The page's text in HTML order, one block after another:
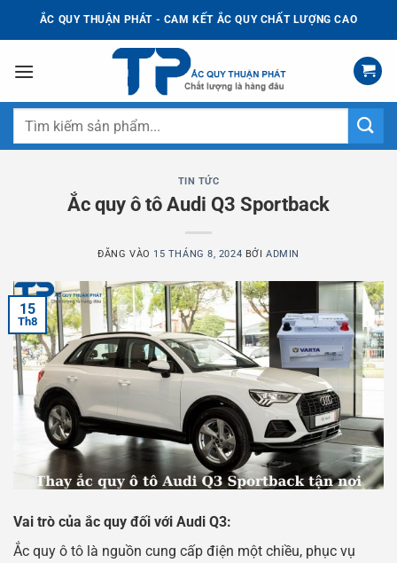
dung
ẮC QUY THUẬN PHÁT - CAM KẾT ẮC QUY CHẤT LƯỢNG CAO
Tìm
TIN TỨC
Ắc quy ô tô Audi Q3 Sportback
ĐĂNG VÀO 15 THÁNG 8, 2024 BỞI ADMIN
15
Th8
Vai trò của ắc quy đối với Audi Q3:
Ắc quy ô tô là nguồn cung cấp điện một chiều, phục vụ